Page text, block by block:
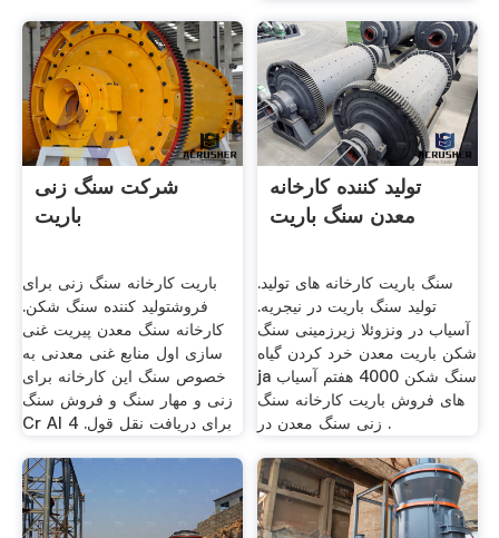
شرکت سنگ زنی
باریت
باریت کارخانه سنگ زنی برای
فروشتولید کننده سنگ شکن.
کارخانه سنگ معدن پیریت غنی
سازی اول منابع غنی معدنی به
خصوص سنگ این کارخانه برای
زنی و مهار سنگ و فروش سنگ
Cr Al برای دریافت نقل قول. 4
تولید کننده کارخانه
معدن سنگ باریت
سنگ باریت کارخانه های تولید.
تولید سنگ باریت در نیجریه.
آسیاب در ونزوئلا زیرزمینی سنگ
شکن باریت معدن خرد کردن گیاه
ja سنگ شکن 4000 هفتم آسیاب
های فروش باریت کارخانه سنگ
زنی سنگ معدن در .